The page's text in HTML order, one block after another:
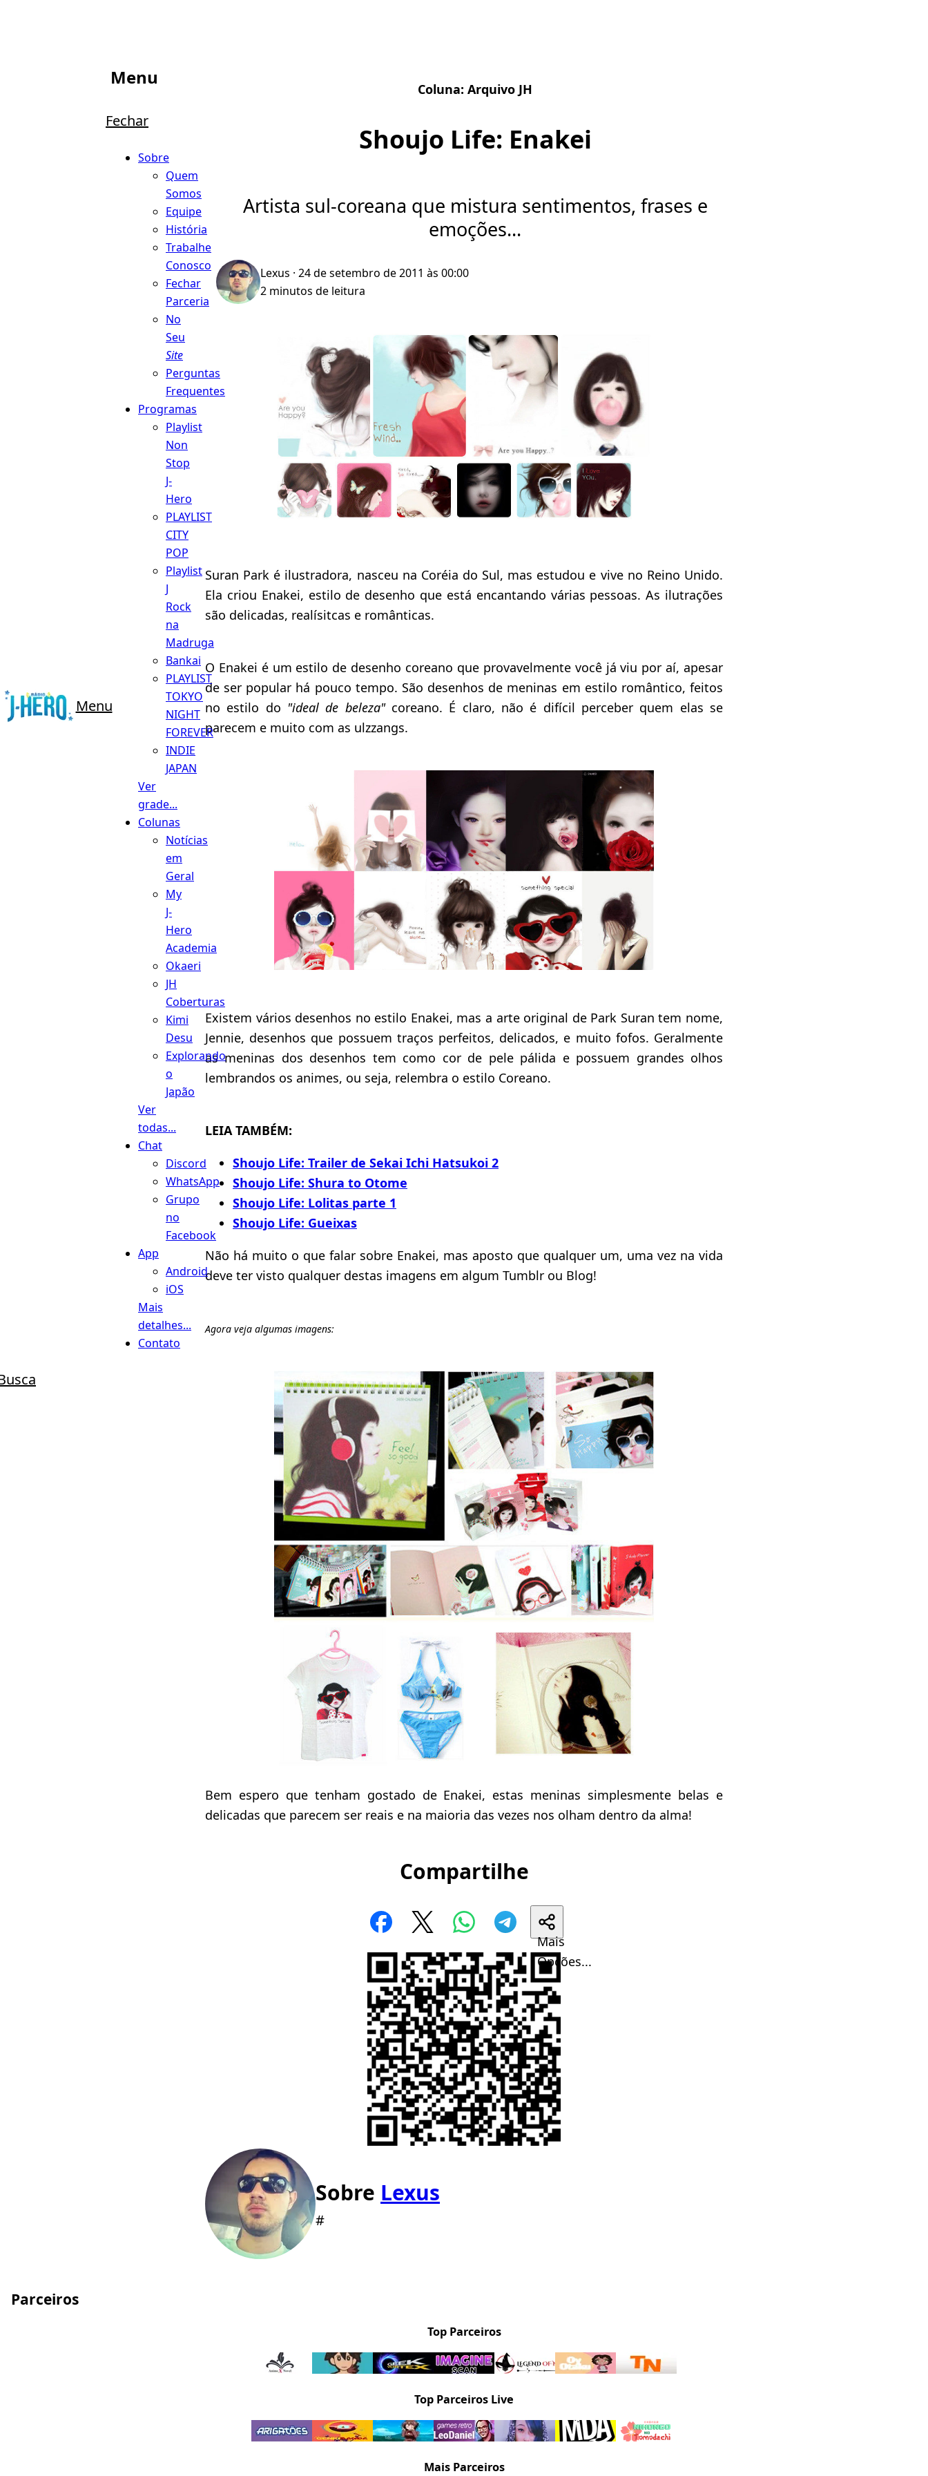
Menu
Menu
Fechar
Sobre
Quem
Somos
Equipe
História
Trabalhe
Conosco
Fechar
Parceria
No
Seu
Site
Perguntas
Frequentes
Programas
Playlist
Non
Stop
J-
Hero
PLAYLIST
CITY
POP
Playlist
J
Rock
na
Madruga
Bankai
PLAYLIST
TOKYO
NIGHT
FOREVER
INDIE
JAPAN
Ver
grade...
Colunas
Notícias
em
Geral
My
J-
Hero
Academia
Okaeri
JH
Coberturas
Kimi
Desu
Explorando
o
Japão
Ver
todas...
Chat
Discord
WhatsApp
Grupo
no
Facebook
App
Android
iOS
Mais
detalhes...
Contato
Coluna: Arquivo JH
Shoujo Life: Enakei
Artista sul-coreana que mistura sentimentos, frases e
emoções...
Lexus · 24 de setembro de 2011 às 00:00
2 minutos de leitura
Suran Park é ilustradora, nasceu na Coréia do Sul, mas estudou e vive no Reino Unido.
Ela criou Enakei, estilo de desenho que está encantando várias pessoas. As ilutrações
são delicadas, realísitcas e românticas.
O Enakei é um estilo de desenho coreano que provavelmente você já viu por aí, apesar
de ser popular há pouco tempo. São desenhos de meninas em estilo romântico, feitos
no estilo do "ideal de beleza"coreano. É claro, não é difícil perceber quem elas se
parecem e muito com as ulzzangs.
Existem vários desenhos no estilo Enakei, mas a arte original de Park Suran tem nome,
Jennie, desenhos que possuem traços perfeitos, delicados, e muito fofos. Geralmente
as meninas dos desenhos tem como cor de pele pálida e possuem grandes olhos
lembrandos os animes, ou seja, relembra o estilo Coreano.
LEIA TAMBÉM:
Shoujo Life: Trailer de Sekai Ichi Hatsukoi 2
Shoujo Life: Shura to Otome
Shoujo Life: Lolitas parte 1
Shoujo Life: Gueixas
Não há muito o que falar sobre Enakei, mas aposto que qualquer um, uma vez na vida
deve ter visto qualquer destas imagens em algum Tumblr ou Blog!
Agora veja algumas imagens:
Bem espero que tenham gostado de Enakei, estas meninas simplesmente belas e
delicadas que parecem ser reais e na maioria das vezes nos olham dentro da alma!
Compartilhe
Mais
Opções...
Sobre Lexus
#
Parceiros
Top Parceiros
Top Parceiros Live
Mais Parceiros